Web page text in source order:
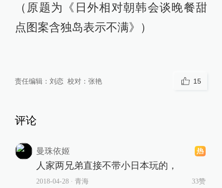
（原题为《日外相对朝韩会谈晚餐甜
点图案含独岛表示不满》）
责任编辑： 刘恋 校对： 张艳 15
评论
曼珠依姬
人家两兄弟直接不带小日本玩的，
2018-04-28∙ 青海 33赞